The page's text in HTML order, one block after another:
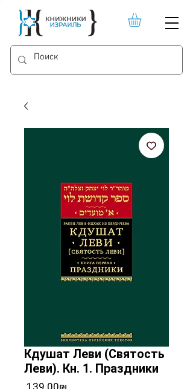
Кдушат Леви (Святость
Леви). Кн. 1. Праздники